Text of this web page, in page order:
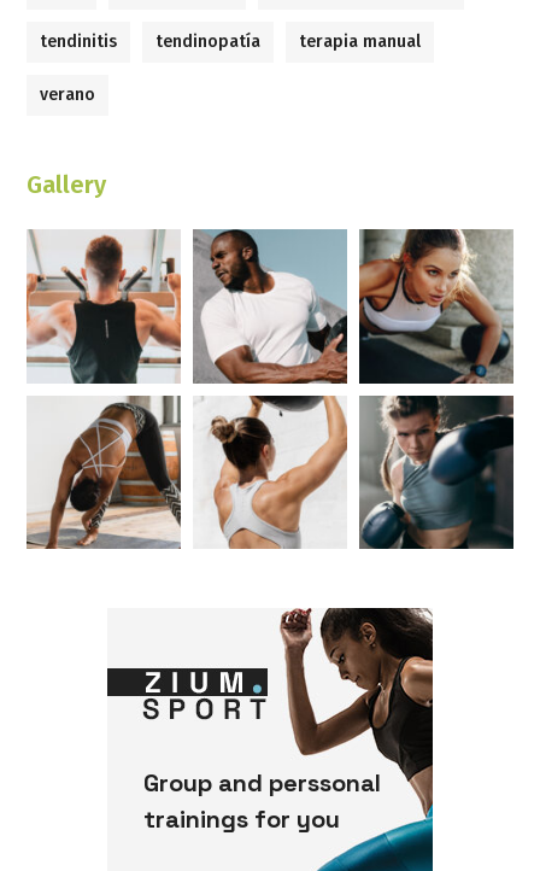
tendinitis tendinopatía terapia manual
verano
Gallery
Group and perssonal
trainings for you